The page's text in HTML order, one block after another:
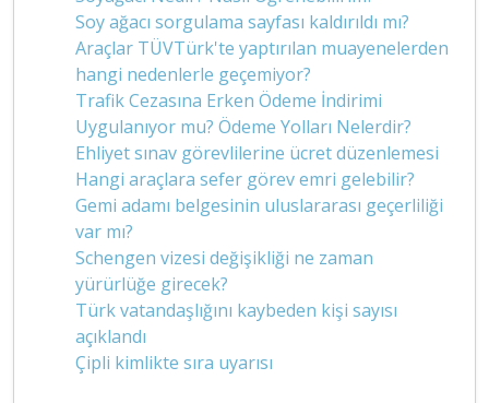
Soy ağacı sorgulama sayfası kaldırıldı mı?
Araçlar TÜVTürk'te yaptırılan muayenelerden
hangi nedenlerle geçemiyor?
Trafik Cezasına Erken Ödeme İndirimi
Uygulanıyor mu? Ödeme Yolları Nelerdir?
Ehliyet sınav görevlilerine ücret düzenlemesi
Hangi araçlara sefer görev emri gelebilir?
Gemi adamı belgesinin uluslararası geçerliliği
var mı?
Schengen vizesi değişikliği ne zaman
yürürlüğe girecek?
Türk vatandaşlığını kaybeden kişi sayısı
açıklandı
Çipli kimlikte sıra uyarısı